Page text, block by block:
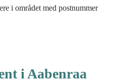
i området med postnummer
i Aabenraa